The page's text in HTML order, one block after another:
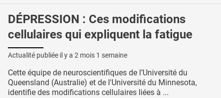
DÉPRESSION : Ces modifications
cellulaires qui expliquent la fatigue
Actualité publiée il y a 2 mois 1 semaine
Cette équipe de neuroscientifiques de l’Université du
Queensland (Australie) et de l'Université du Minnesota,
identifie des modifications cellulaires liées à ...